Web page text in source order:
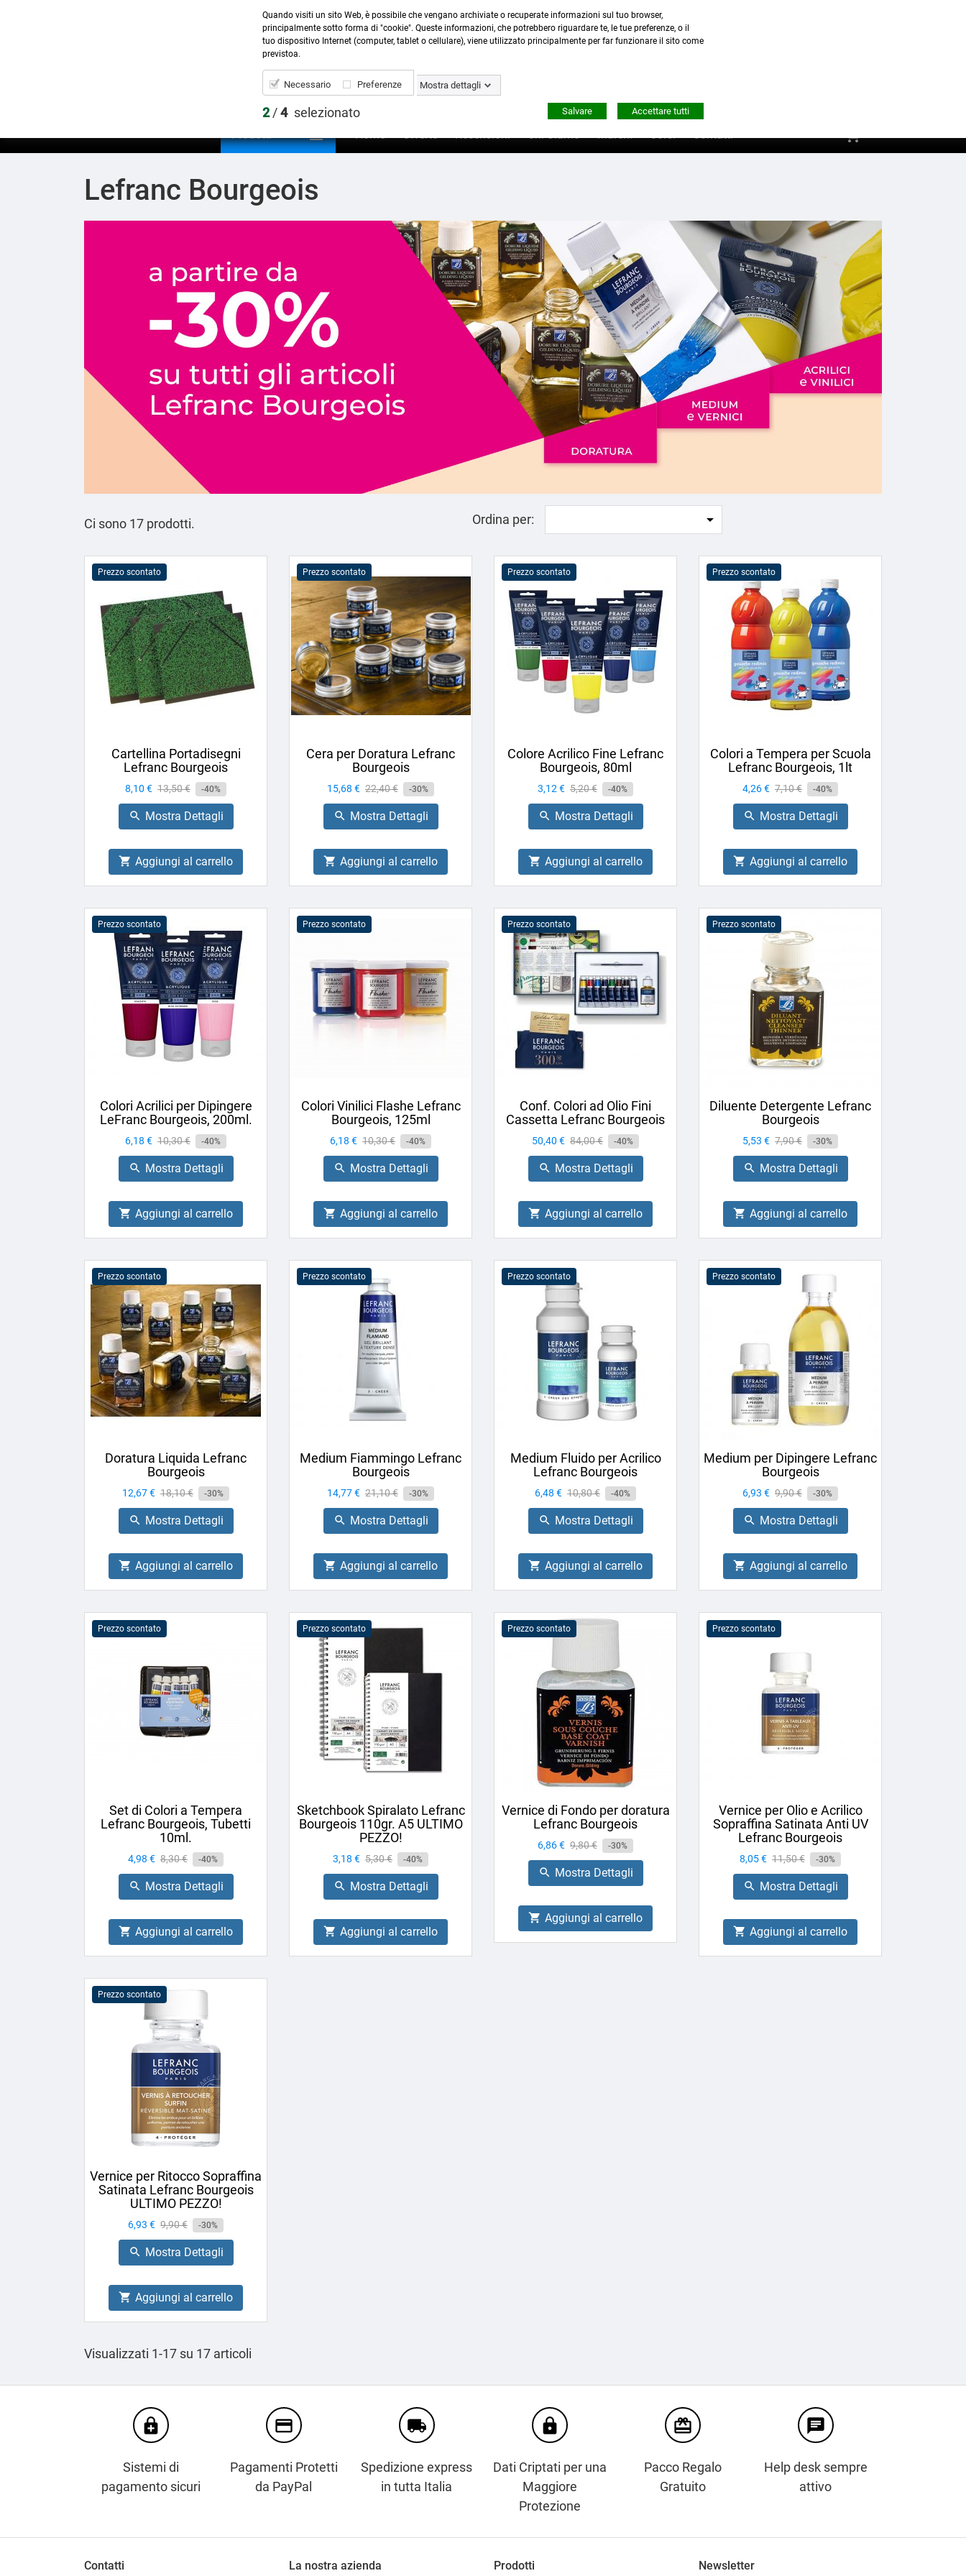
Contattaci:0423 22765- 345 8167305 -info@ardecora.it
Prodotti  Home Offerte Recensioni Chi Siamo Marchi Corsi Contatti shopping_cart
Lefranc Bourgeois
Ci sono 17 prodotti. Ordina per: 
Prezzo scontato
Cartellina Portadisegni
Lefranc Bourgeois
Prezzo
8,10 € Prezzo
base
13,50 € -40%
 Mostra Dettagli
 Aggiungi al carrello
Prezzo scontato
Cera per Doratura Lefranc
Bourgeois
Prezzo
15,68 € Prezzo
base
22,40 € -30%
 Mostra Dettagli
 Aggiungi al carrello
Prezzo scontato
Colore Acrilico Fine Lefranc
Bourgeois, 80ml
Prezzo
3,12 € Prezzo
base
5,20 € -40%
 Mostra Dettagli
 Aggiungi al carrello
Prezzo scontato
Colori a Tempera per Scuola
Lefranc Bourgeois, 1lt
Prezzo
4,26 € Prezzo
base
7,10 € -40%
 Mostra Dettagli
 Aggiungi al carrello
Prezzo scontato
Colori Acrilici per Dipingere
LeFranc Bourgeois, 200ml.
Prezzo
6,18 € Prezzo
base
10,30 € -40%
 Mostra Dettagli
 Aggiungi al carrello
Prezzo scontato
Colori Vinilici Flashe Lefranc
Bourgeois, 125ml
Prezzo
6,18 € Prezzo
base
10,30 € -40%
 Mostra Dettagli
 Aggiungi al carrello
Prezzo scontato
Conf. Colori ad Olio Fini
Cassetta Lefranc Bourgeois
Prezzo
50,40 € Prezzo
base
84,00 € -40%
 Mostra Dettagli
 Aggiungi al carrello
Prezzo scontato
Diluente Detergente Lefranc
Bourgeois
Prezzo
5,53 € Prezzo
base
7,90 € -30%
 Mostra Dettagli
 Aggiungi al carrello
Prezzo scontato
Doratura Liquida Lefranc
Bourgeois
Prezzo
12,67 € Prezzo
base
18,10 € -30%
 Mostra Dettagli
 Aggiungi al carrello
Prezzo scontato
Medium Fiammingo Lefranc
Bourgeois
Prezzo
14,77 € Prezzo
base
21,10 € -30%
 Mostra Dettagli
 Aggiungi al carrello
Prezzo scontato
Medium Fluido per Acrilico
Lefranc Bourgeois
Prezzo
6,48 € Prezzo
base
10,80 € -40%
 Mostra Dettagli
 Aggiungi al carrello
Prezzo scontato
Medium per Dipingere Lefranc
Bourgeois
Prezzo
6,93 € Prezzo
base
9,90 € -30%
 Mostra Dettagli
 Aggiungi al carrello
Prezzo scontato
Set di Colori a Tempera
Lefranc Bourgeois, Tubetti
10ml.
Prezzo
4,98 € Prezzo
base
8,30 € -40%
 Mostra Dettagli
 Aggiungi al carrello
Prezzo scontato
Sketchbook Spiralato Lefranc
Bourgeois 110gr. A5 ULTIMO
PEZZO!
Prezzo
3,18 € Prezzo
base
5,30 € -40%
 Mostra Dettagli
 Aggiungi al carrello
Prezzo scontato
Vernice di Fondo per doratura
Lefranc Bourgeois
Prezzo
6,86 € Prezzo
base
9,80 € -30%
 Mostra Dettagli
 Aggiungi al carrello
Prezzo scontato
Vernice per Olio e Acrilico
Sopraffina Satinata Anti UV
Lefranc Bourgeois
Prezzo
8,05 € Prezzo
base
11,50 € -30%
 Mostra Dettagli
 Aggiungi al carrello
Prezzo scontato
Vernice per Ritocco Sopraffina
Satinata Lefranc Bourgeois
ULTIMO PEZZO!
Prezzo
6,93 € Prezzo
base
9,90 € -30%
 Mostra Dettagli
 Aggiungi al carrello
Visualizzati 1-17 su 17 articoli
enhanced_encryption
Sistemi di
pagamento sicuri
credit_card
Pagamenti Protetti
da PayPal
local_shipping
Spedizione express
in tutta Italia
https
Dati Criptati per una
Maggiore
Protezione
card_giftcard
Pacco Regalo
Gratuito
chat
Help desk sempre
attivo
Contatti La nostra azienda Prodotti Newsletter
Quando visiti un sito Web, è possibile che vengano archiviate o recuperate informazioni sul tuo browser,
principalmente sotto forma di "cookie". Queste informazioni, che potrebbero riguardare te, le tue preferenze, o il
tuo dispositivo Internet (computer, tablet o cellulare), viene utilizzato principalmente per far funzionare il sito come
previstoa.
Necessario Preferenze Mostra dettagli
2/4 selezionato Accettare tutti
Salvare